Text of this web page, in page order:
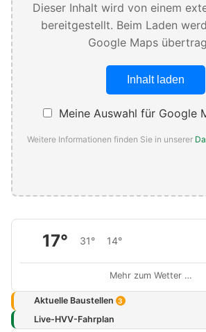
Dieser Inhalt wird von einem
bereitgestellt. Beim Laden
Google Maps
Inhalt laden
Meine Auswahl für Google
Weitere Informationen finden Sie in unserer
17° 31° 14°
Mehr zum Wetter …
Aktuelle Baustellen 3
Live-HVV-Fahrplan